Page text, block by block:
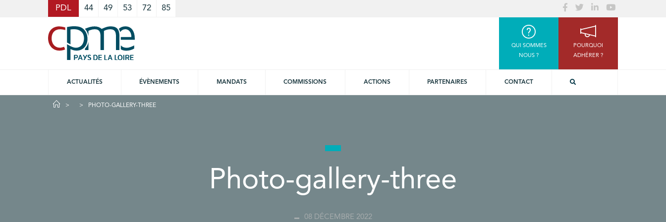
PDL 44 49 53 72 85
QUI SOMMES
NOUS ?
POURQUOI
ADHÉRER ?
ACTUALITÉS ÉVÈNEMENTS MANDATS COMMISSIONS ACTIONS PARTENAIRES CONTACT
PHOTO-GALLERY-THREE
Photo-gallery-three
08 DÉCEMBRE 2022
Cookies management panel